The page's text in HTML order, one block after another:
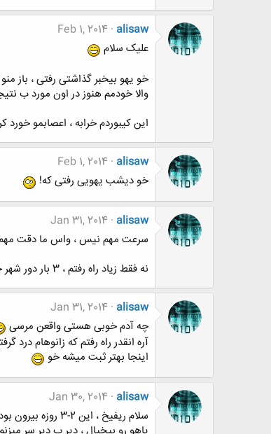
alisaw
Feb 1, 2014
علیک سلام
خو یهو بیخبر گذاشتی رفتی ، باز
والا خودمم هنوز در اون مورد ب
این کیبوردم خرابه ، اعصابمو
alisaw
Feb 1, 2014
خو دیشب یهویی رفتی که!
alisaw
Jan 31, 2014
سرعت مهم نیس ، واس ما دقت مهم
نه فقط زیاد راه رفتم ، 3 بار دور شهر چرخیدم فکر کنم
alisaw
Jan 31, 2014
چه آدم خوبی هستی واقعن مرسی
آره انقدر راه رفتم که زانوهام درد
اینجا بهتر ثبت میشه خو
alisaw
Jan 30, 2014
سلام ریفیخ ، این 2-3 روزه بیرون بودم همش ، ببخشید خلاصه.